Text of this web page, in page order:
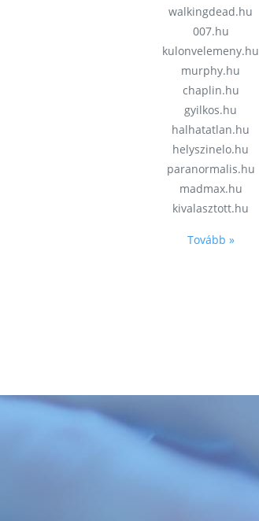
walkingdead.hu
007.hu
kulonvelemeny.hu
murphy.hu
chaplin.hu
gyilkos.hu
halhatatlan.hu
helyszinelo.hu
paranormalis.hu
madmax.hu
kivalasztott.hu
Tovább »